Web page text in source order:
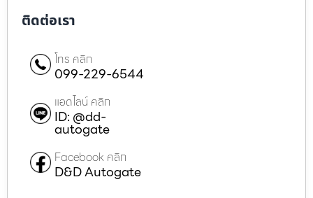
ติดต่อเรา
โทร คลิก
099-229-6544
แอดไลน์ คลิก
ID: @dd-
autogate
Facebook คลิก
D&D Autogate